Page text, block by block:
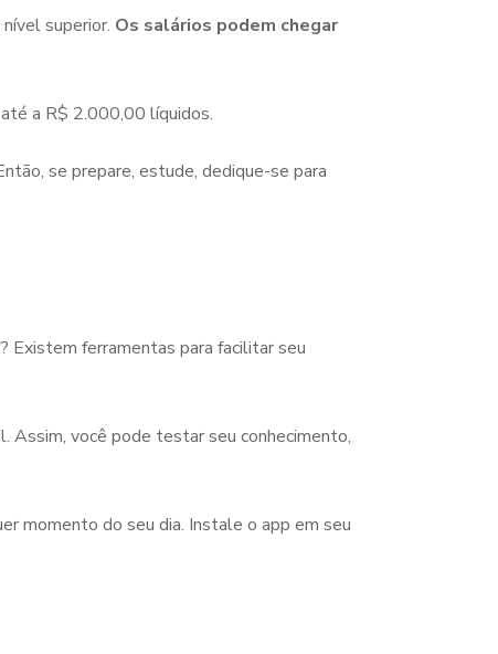
superior. Os salários podem chegar
a R$ 2.000,00 líquidos.
se prepare, estude, dedique-se para
Existem ferramentas para facilitar seu
Assim, você pode testar seu conhecimento,
momento do seu dia. Instale o app em seu